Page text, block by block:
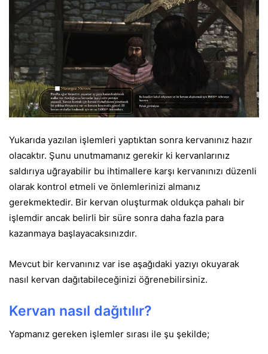
Yukarıda yazılan işlemleri yaptıktan sonra kervanınız hazır
olacaktır. Şunu unutmamanız gerekir ki kervanlarınız
saldırıya uğrayabilir bu ihtimallere karşı kervanınızı düzenli
olarak kontrol etmeli ve önlemlerinizi almanız
gerekmektedir. Bir kervan oluşturmak oldukça pahalı bir
işlemdir ancak belirli bir süre sonra daha fazla para
kazanmaya başlayacaksınızdır.
Mevcut bir kervanınız var ise aşağıdaki yazıyı okuyarak
nasıl kervan dağıtabileceğinizi öğrenebilirsiniz.
Kervan nasıl dağıtılır?
Yapmanız gereken işlemler sırası ile şu şekilde;